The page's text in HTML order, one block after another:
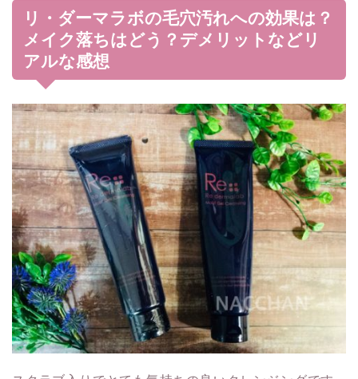
リ・ダーマラボの毛穴汚れへの効果は？
メイク落ちはどう？デメリットなどリ
アルな感想